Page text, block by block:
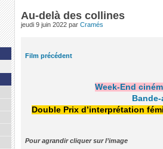
Au-delà des collines
jeudi 9 juin 2022 par Cramés
Film précédent
Week-End
Double Prix d’interprétation
Pour agrandir cliquer sur l’image